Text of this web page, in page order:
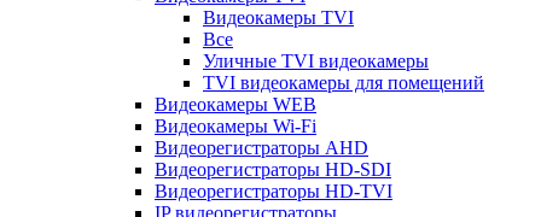
Видеокамеры TVI
Все
Уличные TVI видеокамеры
TVI видеокамеры для помещений
Видеокамеры WEB
Видеокамеры Wi-Fi
Видеорегистраторы AHD
Видеорегистраторы HD-SDI
Видеорегистраторы HD-TVI
IP видеорегистраторы